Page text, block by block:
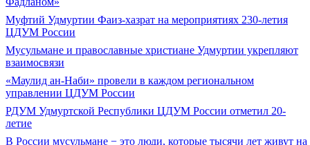
Муфтий Удмуртии Фаиз-хазрат на мероприятиях 230-летия
ЦДУМ России
Мусульмане и православные христиане Удмуртии укрепляют
взаимосвязи
«Маулид ан-Наби» провели в каждом региональном
управлении ЦДУМ России
РДУМ Удмуртской Республики ЦДУМ России отметил 20-
летие
В России мусульмане − это люди, которые тысячи лет живут на